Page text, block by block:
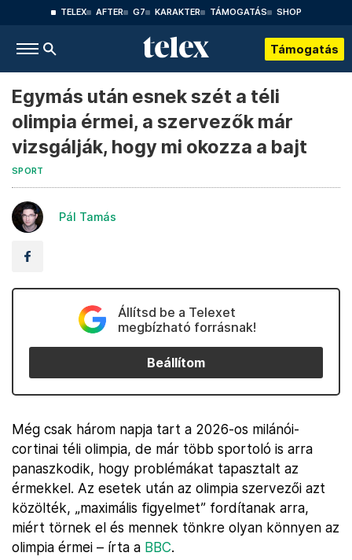
TELEX AFTER G7 KARAKTER TÁMOGATÁS SHOP
Támogatás
Egymás után esnek szét a téli
olimpia érmei, a szervezők már
vizsgálják, hogy mi okozza a bajt
SPORT
Pál Tamás
Állítsd be a Telexet
megbízható forrásnak!
Beállítom
Még csak három napja tart a 2026-os milánói-
cortinai téli olimpia, de már több sportoló is arra
panaszkodik, hogy problémákat tapasztalt az
érmekkel. Az esetek után az olimpia szervezői azt
közölték, „maximális figyelmet” fordítanak arra,
miért törnek el és mennek tönkre olyan könnyen az
olimpia érmei – írta a BBC.